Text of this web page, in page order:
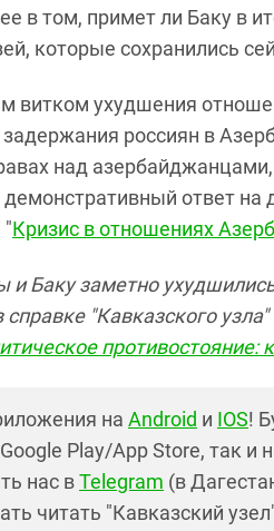
в том, примет ли Баку в
которые сохранились
витком ухудшения
россиян в
над
ответ на
"Кризис в отношениях
Баку заметно
"Кавказского узла"
на Android и IOS!
Play/App Store, так и
нас вTelegram (в
читать "Кавказский